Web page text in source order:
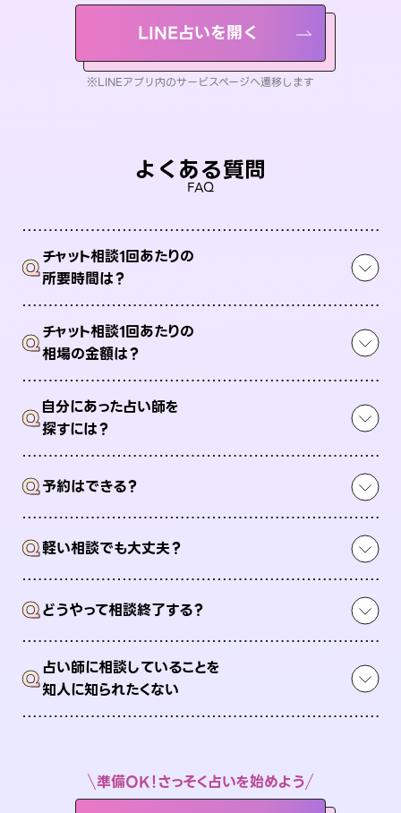
LINE占いを開く
※LINEアプリ内のサービスページへ遷移します
よくある質問
FAQ
Qチャット相談1回あたりの
所要時間は？
Qチャット相談1回あたりの
相場の金額は？
Q自分にあった占い師を
探すには？
Q予約はできる？
Q軽い相談でも大丈夫？
Qどうやって相談終了する？
Q占い師に相談していることを
知人に知られたくない
準備OK！さっそく占いを始めよう